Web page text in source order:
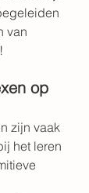
van
op
zijn vaak
het leren